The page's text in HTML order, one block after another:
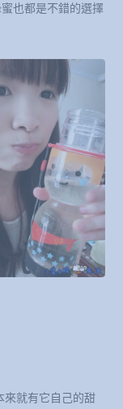
也都是不錯的選擇
來就有它自己的甜